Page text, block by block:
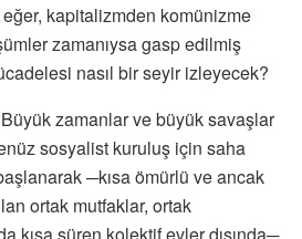
kapitalizmden komünizme
zamanıysa gasp edilmiş
nasıl bir seyir izleyecek?
zamanlar ve büyük savaşlar
sosyalist kuruluş için saha
─kısa ömürlü ve ancak
ortak mutfaklar, ortak
kısa süren kolektif evler dışında─